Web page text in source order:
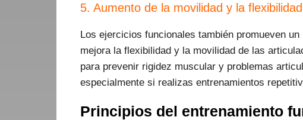
5. Aumento de la movilidad y la flexibilidad
Los ejercicios funcionales también promueven un
mejora la flexibilidad y la movilidad de las
para prevenir rigidez muscular y problemas
especialmente si realizas entrenamientos
Principios del entrenamiento